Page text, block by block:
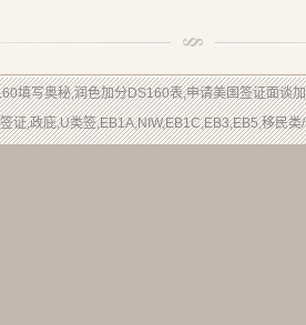
填写奥秘,润色加分DS160表,申请美国签证面谈
证,政庇,U类签,EB1A,NIW,EB1C,EB3,EB5,移民